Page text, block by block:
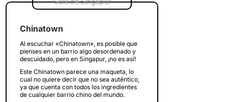
Chinatown
Al escuchar «Chinatown», es posible que
pienses en un barrio algo desordenado y
descuidado, pero en Singapur, ¡no es así!
Este Chinatown parece una maqueta, lo
cual no quiere decir que no sea auténtico,
ya que cuenta con todos los ingredientes
de cualquier barrio chino del mundo.